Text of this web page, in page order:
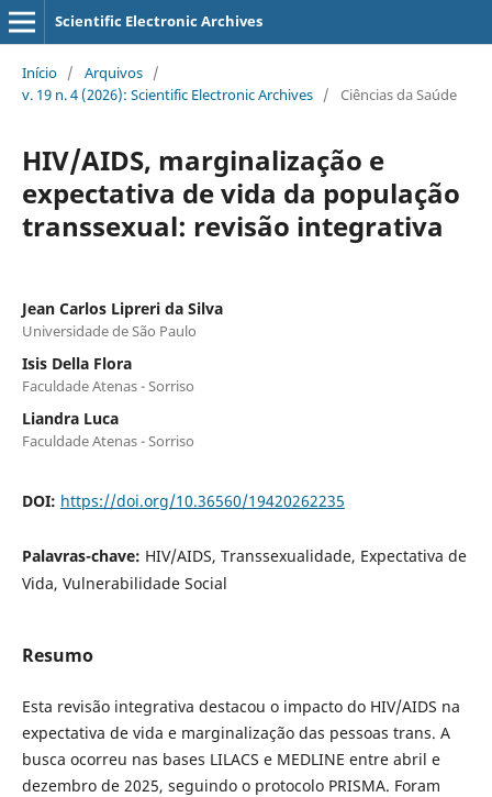
Scientific Electronic Archives
Início / Arquivos /
v. 19 n. 4 (2026): Scientific Electronic Archives / Ciências da Saúde
HIV/AIDS, marginalização e
expectativa de vida da população
transsexual: revisão integrativa
Jean Carlos Lipreri da Silva
Universidade de São Paulo
Isis Della Flora
Faculdade Atenas - Sorriso
Liandra Luca
Faculdade Atenas - Sorriso
DOI: https://doi.org/10.36560/19420262235
Palavras-chave: HIV/AIDS, Transsexualidade, Expectativa de
Vida, Vulnerabilidade Social
Resumo
Esta revisão integrativa destacou o impacto do HIV/AIDS na
expectativa de vida e marginalização das pessoas trans. A
busca ocorreu nas bases LILACS e MEDLINE entre abril e
dezembro de 2025, seguindo o protocolo PRISMA. Foram